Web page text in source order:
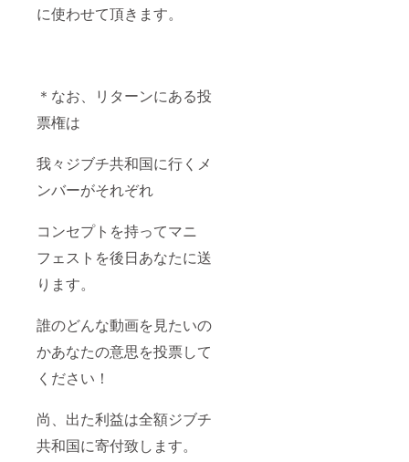
に使わせて頂きます。
＊なお、リターンにある投
票権は
我々ジブチ共和国に行くメ
ンバーがそれぞれ
コンセプトを持ってマニ
フェストを後日あなたに送
ります。
誰のどんな動画を見たいの
かあなたの意思を投票して
ください！
尚、出た利益は全額ジブチ
共和国に寄付致します。